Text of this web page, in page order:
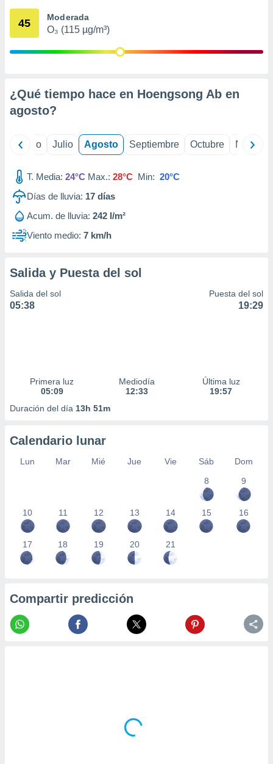
mediante
publicidad
1199
45 Moderada
O₃ (115 µg/m³)
¿Qué tiempo hace en Hoengsong Ab en
agosto?
Junio Julio Agosto Septiembre Octubre
T. Media: 24°C Max.: 28°C Min: 20°C
Días de lluvia: 17 días
Acum. de lluvia: 242 l/m²
Viento medio: 7 km/h
Salida y Puesta del sol
Salida del sol
05:38
Puesta del sol
19:29
Primera luz
05:09
Mediodía
12:33
Última luz
19:57
Duración del día 13h 51m
Calendario lunar
Lun Mar Mié Jue Vie Sáb
Dom
8
9
10 11 12 13 14 15 16
17 18 19 20 21
Compartir predicción